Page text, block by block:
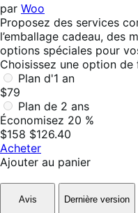
par Woo
Proposez des services
l’emballage cadeau, des
options spéciales pour
Choisissez une option
Plan d'1 an
$79
Plan de 2 ans
Économisez 20 %
$158 $126.40
Acheter
Ajouter au panier
Avis
Dernière version